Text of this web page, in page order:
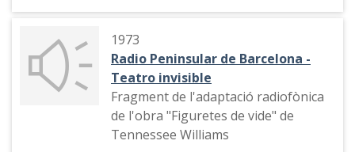
del fet, perfil biogràfic de l'almirall,
de la presidència del govern,
declaració del ministre d'Informació i
Turisme, informació dels fets
succeïts al matí, últimes notícies,
informació que s'ha tractat d'un
atemptat, resum de la premsa de la
1973
Radio Peninsular de Barcelona -
Teatro invisible
Fragment de l'adaptació radiofònica
de l'obra "Figuretes de vide" de
Tennessee Williams